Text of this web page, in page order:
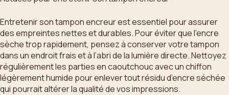
Entretenir son tampon encreur est essentiel pour assurer
des empreintes nettes et durables. Pour éviter que l’encre
sèche trop rapidement, pensez à conserver votre tampon
dans un endroit frais et à l’abri de la lumière directe. Nettoyez
régulièrement les parties en caoutchouc avec un chiffon
légèrement humide pour enlever tout résidu d’encre séchée
qui pourrait altérer la qualité de vos impressions.